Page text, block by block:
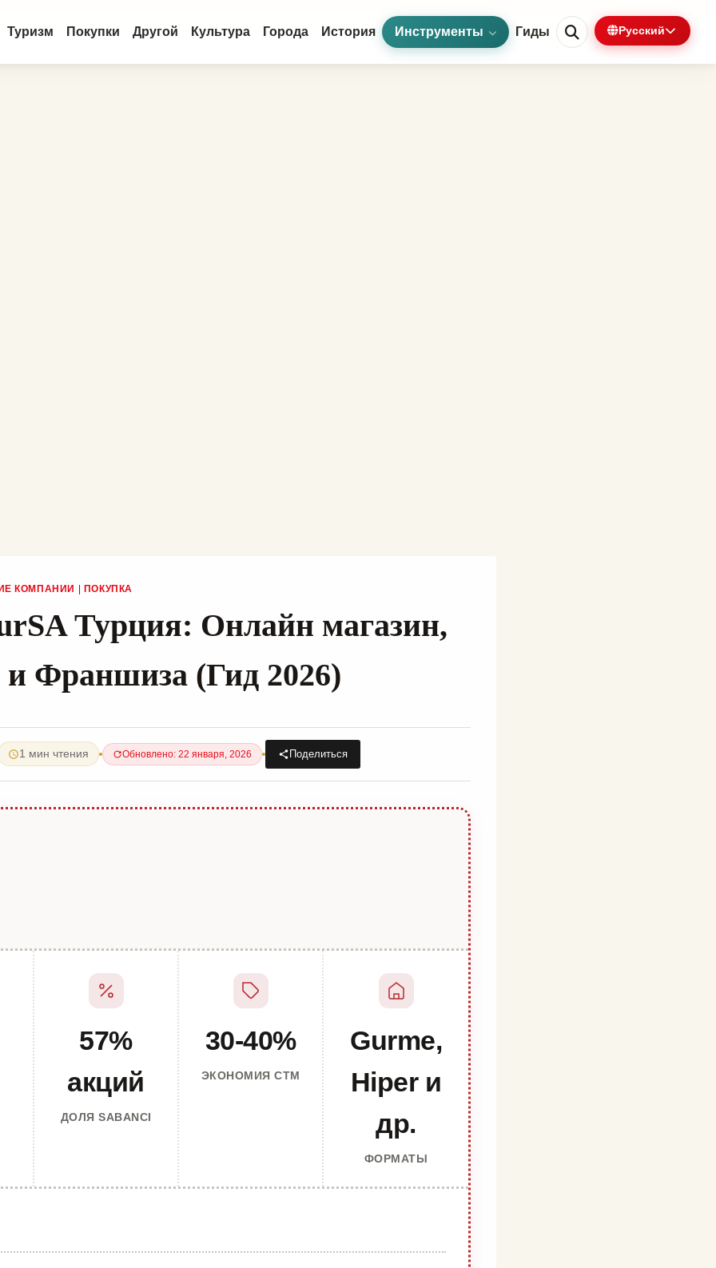
Туризм Покупки Другой Культура Города История Инструменты Гиды Русский
0% 1 мин осталось
КОМПАНИИ ПОКУПКА
Турция: Онлайн магазин,
Франшиза (Гид 2026)
1 мин чтения Обновлено: 22 января, 2026 Поделиться
57%
акций
ДОЛЯ SABANCI
30-40%
ЭКОНОМИЯ СТМ
Gurme,
Hiper и
др.
ФОРМАТЫ